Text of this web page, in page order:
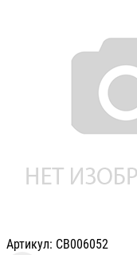
Артикул: СВ006052